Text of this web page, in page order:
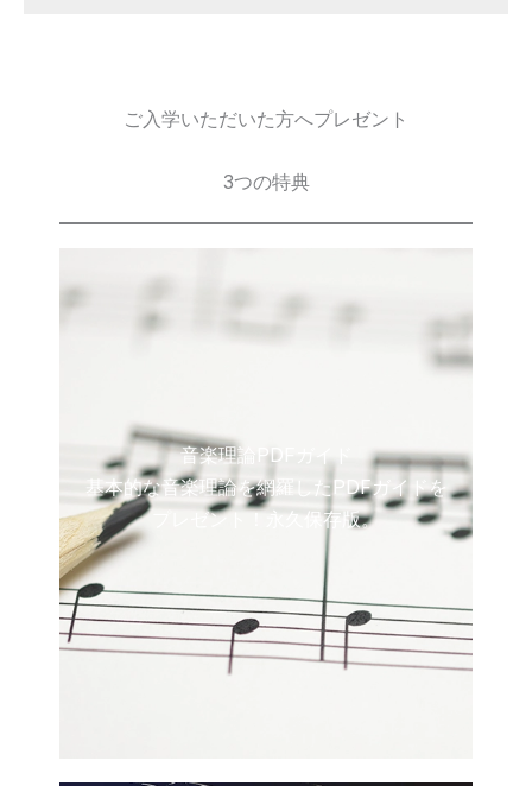
ご入学いただいた方へプレゼント
3つの特典
音楽理論PDFガイド
基本的な音楽理論を網羅したPDFガイドを
プレゼント！永久保存版。